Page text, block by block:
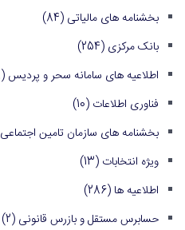
بخشنامه های مالیاتی (84)
بانک مرکزی (254)
اطلاعیه های سامانه سحر و پردیس (18)
فناوری اطلاعات (10)
بخشنامه های سازمان تامین اجتماعی
ویژه انتخابات (13)
اطلاعیه ها (286)
حسابرس مستقل و بازرس قانونی (2)